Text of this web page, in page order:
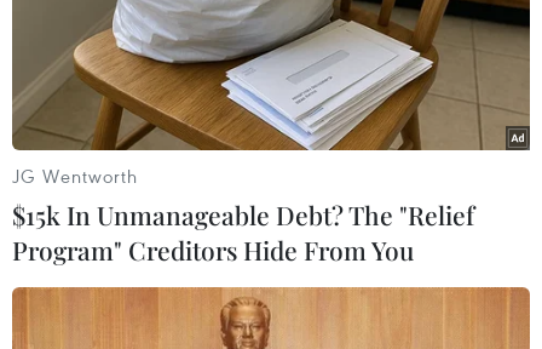
JG Wentworth
$15k In Unmanageable Debt? The "Relief
Program" Creditors Hide From You